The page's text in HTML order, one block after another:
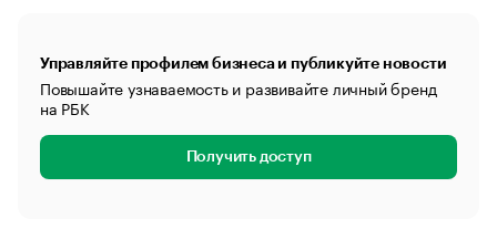
Управляйте профилем бизнеса и публикуйте новости
Повышайте узнаваемость и развивайте личный бренд
на РБК
Получить доступ